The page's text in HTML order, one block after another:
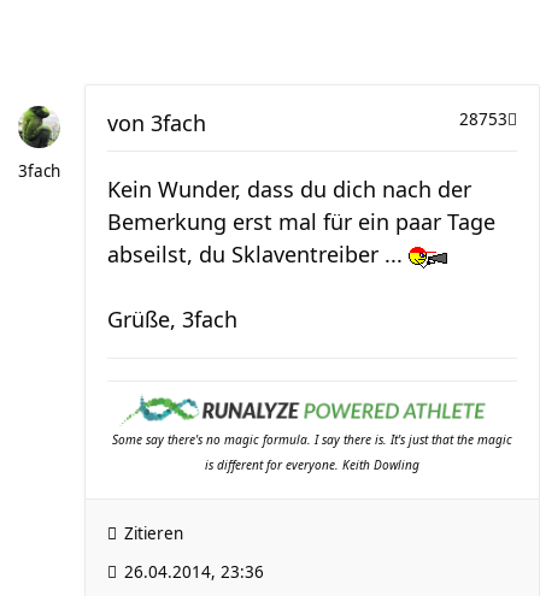
3fach
28753
von 3fach
Kein Wunder, dass du dich nach der
Bemerkung erst mal für ein paar Tage
abseilst, du Sklaventreiber ...
Grüße, 3fach
Some say there's no magic formula. I say there is. It's just that the magic
is different for everyone. Keith Dowling
Zitieren
26.04.2014, 23:36